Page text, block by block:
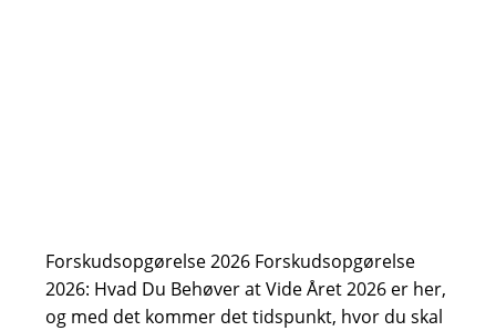
Forskudsopgørelse 2026 Forskudsopgørelse
2026: Hvad Du Behøver at Vide Året 2026 er her,
og med det kommer det tidspunkt, hvor du skal